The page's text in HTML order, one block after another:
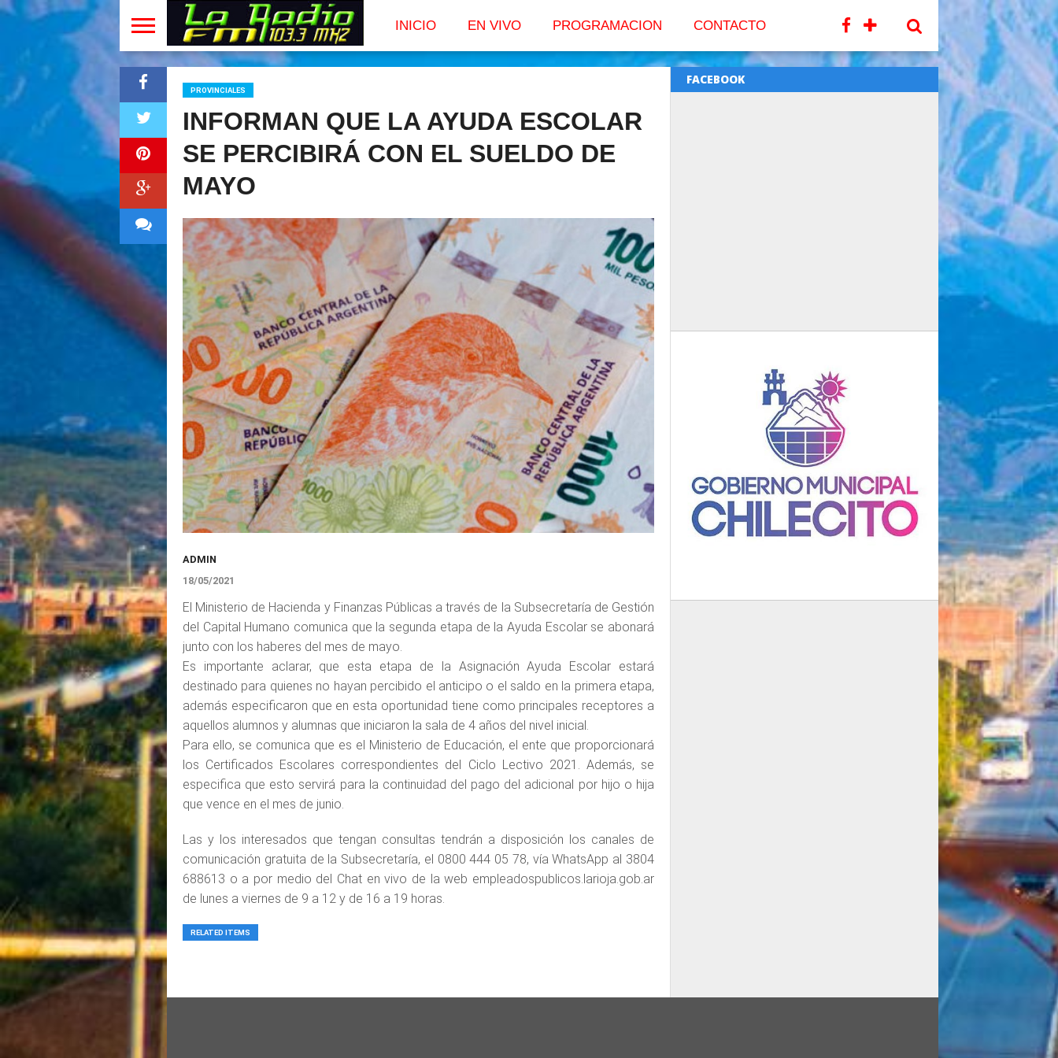
INICIO EN VIVO PROGRAMACION CONTACTO
PROVINCIALES
INFORMAN QUE LA AYUDA ESCOLAR
SE PERCIBIRÁ CON EL SUELDO DE
MAYO
ADMIN
18/05/2021
El Ministerio de Hacienda y Finanzas Públicas a través de la Subsecretaría de Gestión
del Capital Humano comunica que la segunda etapa de la Ayuda Escolar se abonará
junto con los haberes del mes de mayo.
Es importante aclarar, que esta etapa de la Asignación Ayuda Escolar estará
destinado para quienes no hayan percibido el anticipo o el saldo en la primera etapa,
además especificaron que en esta oportunidad tiene como principales receptores a
aquellos alumnos y alumnas que iniciaron la sala de 4 años del nivel inicial.
Para ello, se comunica que es el Ministerio de Educación, el ente que proporcionará
los Certificados Escolares correspondientes del Ciclo Lectivo 2021. Además, se
especifica que esto servirá para la continuidad del pago del adicional por hijo o hija
que vence en el mes de junio.
Las y los interesados que tengan consultas tendrán a disposición los canales de
comunicación gratuita de la Subsecretaría, el 0800 444 05 78, vía WhatsApp al 3804
688613 o a por medio del Chat en vivo de la web empleadospublicos.larioja.gob.ar
de lunes a viernes de 9 a 12 y de 16 a 19 horas.
RELATED ITEMS
FACEBOOK